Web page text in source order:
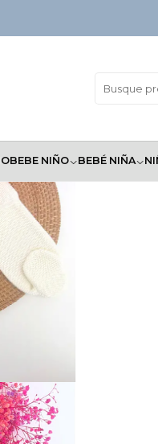
BEBE NIÑO BEBÉ NIÑA